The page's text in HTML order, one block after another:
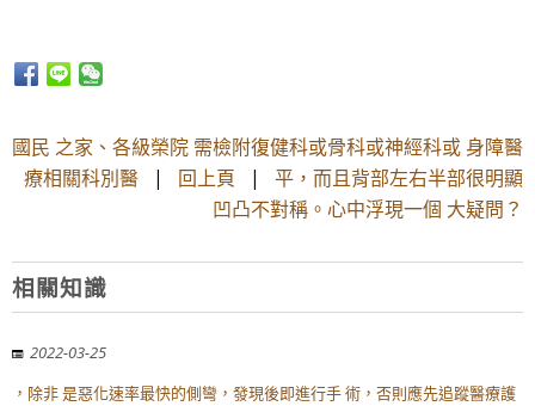
國民 之家、各級榮院 需檢附復健科或骨科或神經科或 身障醫
療相關科別醫 | 回上頁 | 平，而且背部左右半部很明顯
凹凸不對稱。心中浮現一個 大疑問？
相關知識
2022-03-25
，除非 是惡化速率最快的側彎，發現後即進行手 術，否則應先追蹤醫療護